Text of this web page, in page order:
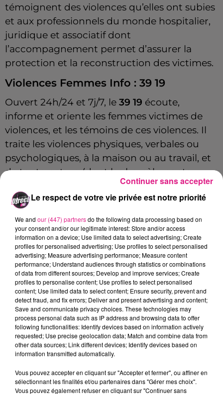
témoignent des violences qu’elles ont subies
et aux professionnels du monde hospitalier,
juridique et associatif dont
l’accompagnement permet d’assurer la
protection et la reconstruction des victimes.
Violences Femmes Info : 39 19
Ouvert 24h/24 et 7j/7, le 39 19 écoute,
informe et oriente les femmes victimes de
violences, et les témoins de ces violences. Il
traite les violences physiques, verbales ou
psychologiques, à la maison ou au travail, et
de toute nature (dont les harcèlements
sexuels, les coups et blessures et les viols).
Pour les situations d'urgence, contactez le
(police secours) ou le 15 (urgence santé).
Le respect de votre vie privée est notre priorité
We and our (447) partnersdo the following data processing based on
your consent and/or our legitimate interest: Store and/or access
information on a device; Use limited data to select advertising; Create
profiles for personalised advertising; Use profiles to select personalised
advertising; Measure advertising performance; Measure content
performance; Understand audiences through statistics or combinations
of data from different sources; Develop and improve services; Create
profiles to personalise content; Use profiles to select personalised
content; Use limited data to select content; Ensure security, prevent and
detect fraud, and fix errors; Deliver and present advertising and content;
Save and communicate privacy choices. These technologies may
process personal data such as IP address and browsing data to offer
following functionalities: Identify devices based on information actively
requested; Use precise geolocation data; Match and combine data from
other data sources; Link different devices; Identify devices based on
information transmitted automatically.
Vous pouvez accepter en cliquant sur "Accepter et fermer", ou affiner en
sélectionnant les finalités et/ou partenaires dans "Gérer mes choix".
Vous pouvez également refuser en cliquant sur "Continuer sans
Continuer sans accepter